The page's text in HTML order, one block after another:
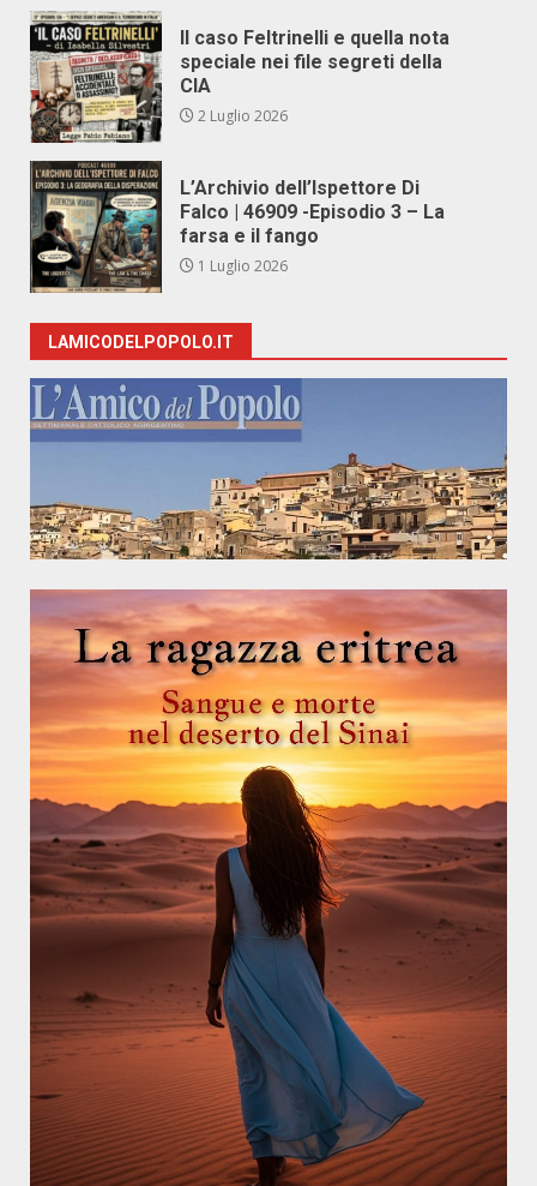
Il caso Feltrinelli e quella nota
speciale nei file segreti della
CIA
2 Luglio 2026
L’Archivio dell’Ispettore Di
Falco | 46909 -Episodio 3 – La
farsa e il fango
1 Luglio 2026
LAMICODELPOPOLO.IT